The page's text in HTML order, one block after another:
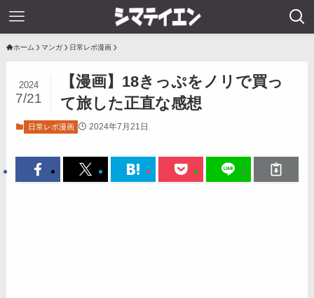
ホーム マンガ 日常レポ漫画
【漫画】18きっぷをノリで買っ
て旅した正直な感想
2024
7/21
日常レポ漫画 2024年7月21日